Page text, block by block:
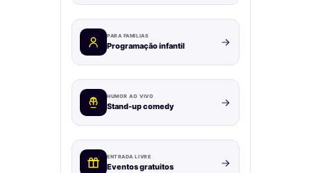
PARA FAMÍLIAS
Programação infantil
HUMOR AO VIVO
Stand-up comedy
ENTRADA LIVRE
Eventos gratuitos